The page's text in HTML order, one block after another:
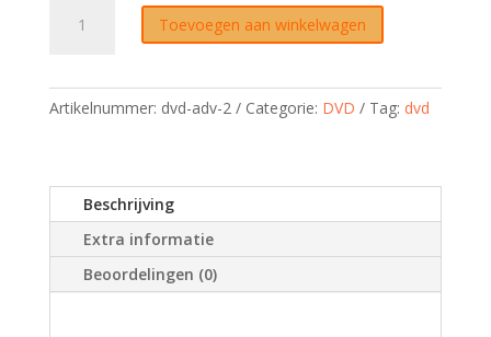
Salsa
aantal
Toevoegen aan winkelwagen
Artikelnummer: dvd-adv-2 Categorie: DVD Tag: dvd
Beschrijving
Extra informatie
Beoordelingen (0)